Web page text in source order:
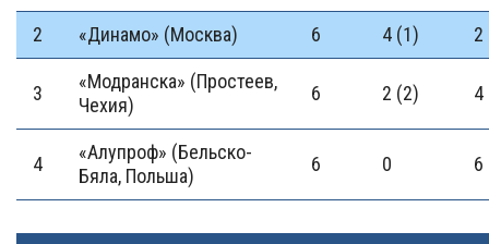
2 «Динамо» (Москва) 6 4 (1) 2
3
«Модранска» (Простеев,
Чехия)
6 2 (2) 4
4
«Алупроф» (Бельско-
Бяла, Польша)
6 0 6